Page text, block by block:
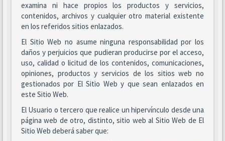
examina ni hace propios los productos y servicios,
contenidos, archivos y cualquier otro material existente
en los referidos sitios enlazados.
El Sitio Web no asume ninguna responsabilidad por los
daños y perjuicios que pudieran producirse por el acceso,
uso, calidad o licitud de los contenidos, comunicaciones,
opiniones, productos y servicios de los sitios web no
gestionados por El Sitio Web y que sean enlazados en
este Sitio Web.
El Usuario o tercero que realice un hipervínculo desde una
página web de otro, distinto, sitio web al Sitio Web de El
Sitio Web deberá saber que: